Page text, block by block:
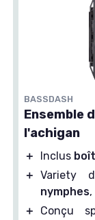
BASSDASH
Ensemble
l'achigan
＋ Inclus
＋ Variety
nymphes,
＋
Conçu